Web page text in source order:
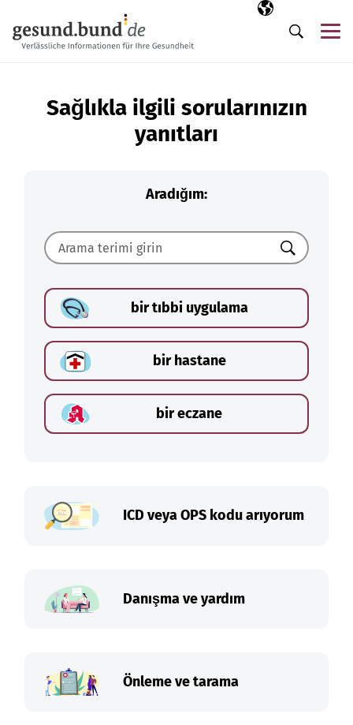
Seçili dil
TR
Arama
Sağlıkla ilgili sorularınızın
yanıtları
Aradığım:
Ara
bir tıbbi uygulama
bir hastane
bir eczane
ICD veya OPS kodu arıyorum
Danışma ve yardım
Önleme ve tarama